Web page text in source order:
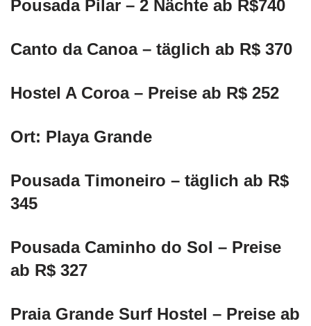
Pousada Pilar – 2 Nächte ab R$740
Canto da Canoa – täglich ab R$ 370
Hostel A Coroa – Preise ab R$ 252
Ort: Playa Grande
Pousada Timoneiro – täglich ab R$
345
Pousada Caminho do Sol – Preise
ab R$ 327
Praia Grande Surf Hostel – Preise ab